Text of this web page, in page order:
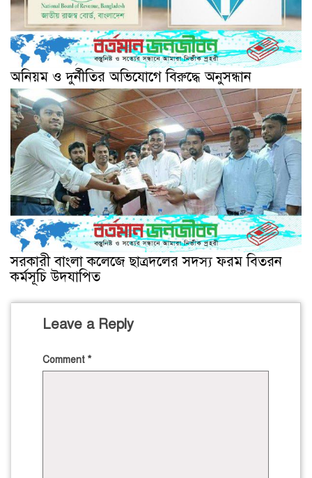
অনিয়ম ও দুর্নীতির অভিযোগে বিরুদ্ধে অনুসন্ধান
সরকারী বাংলা কলেজে ছাত্রদলের সদস্য ফরম বিতরন
কর্মসূচি উদযাপিত
Leave a Reply
Comment *